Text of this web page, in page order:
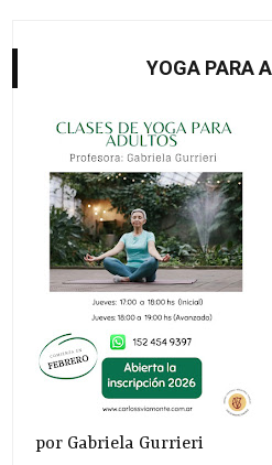
YOGA PARA
por Gabriela Gurrieri